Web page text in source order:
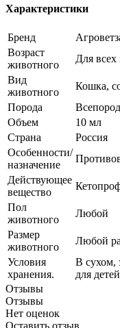
Характеристики
Бренд
Возраст
животного
Для всех
Вид
животного
Кошка,
Порода
Объем
10 мл
Страна
Россия
Особенности/
назначение
Действующее
вещество
Пол
животного
Любой
Размер
животного
Любой
Условия
хранения.
В сухом,
для
Отзывы
Отзывы
Нет оценок